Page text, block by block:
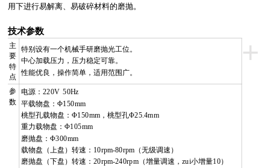
用下进行易解离、易破碎材料的磨抛。
技术参数
+
主
要
特
点
特别设有一个机械手研磨抛光工位。
中心加载压力，压力稳定可靠。
性能优良，操作简单，适用范围广。
参
数
电源： 220V 50Hz
平载物盘：Φ150mm
桃型孔载物盘：Φ150mm，桃型孔Φ25.4mm
重力载物盘：Φ105mm
磨抛盘：Φ300mm
载物盘（上盘）转速： 10rpm-80rpm（无级调速）
磨抛盘（下盘）转速： 20rpm-240rpm（增量调速，zui小增量10）